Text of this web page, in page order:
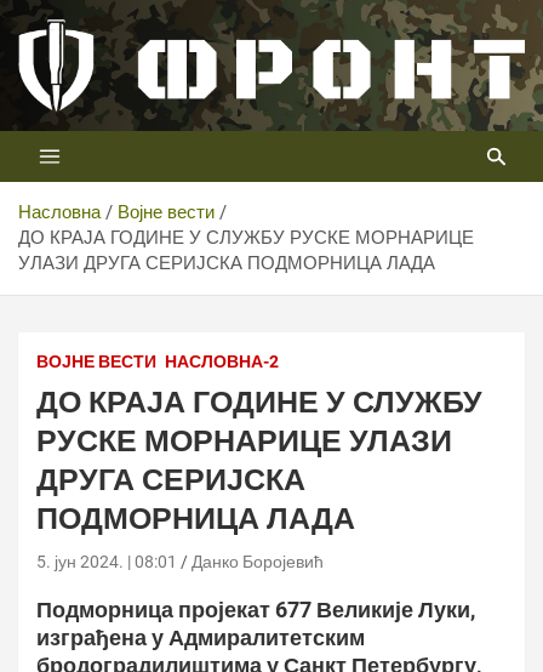
Скип
цонтент
Телевизија ФРОНТ
Први војни канал у Србији
Насловна
Војне вести
ДО КРАЈА ГОДИНЕ У СЛУЖБУ РУСКЕ МОРНАРИЦЕ
УЛАЗИ ДРУГА СЕРИЈСКА ПОДМОРНИЦА ЛАДА
ВОЈНЕ ВЕСТИ НАСЛОВНА-2
ДО КРАЈА ГОДИНЕ У СЛУЖБУ
РУСКЕ МОРНАРИЦЕ УЛАЗИ
ДРУГА СЕРИЈСКА
ПОДМОРНИЦА ЛАДА
5. јун 2024. | 08:01 Данко Боројевић
Подморница пројекат 677 Великије Луки,
изграђена у Адмиралитетским
бродоградилиштима у Санкт Петербургу,